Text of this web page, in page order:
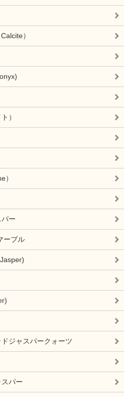
）
）
）
ー
ーブル
ジャスパークォーツ
パー